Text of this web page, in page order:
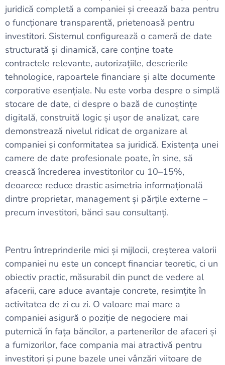
juridică completă a companiei și creează baza pentru
o funcționare transparentă, prietenoasă pentru
investitori. Sistemul configurează o cameră de date
structurată și dinamică, care conține toate
contractele relevante, autorizațiile, descrierile
tehnologice, rapoartele financiare și alte documente
corporative esențiale. Nu este vorba despre o simplă
stocare de date, ci despre o bază de cunoștințe
digitală, construită logic și ușor de analizat, care
demonstrează nivelul ridicat de organizare al
companiei și conformitatea sa juridică. Existența unei
camere de date profesionale poate, în sine, să
crească încrederea investitorilor cu 10–15%,
deoarece reduce drastic asimetria informațională
dintre proprietar, management și părțile externe –
precum investitori, bănci sau consultanți.
Pentru întreprinderile mici și mijlocii, creșterea valorii
companiei nu este un concept financiar teoretic, ci un
obiectiv practic, măsurabil din punct de vedere al
afacerii, care aduce avantaje concrete, resimțite în
activitatea de zi cu zi. O valoare mai mare a
companiei asigură o poziție de negociere mai
puternică în fața băncilor, a partenerilor de afaceri și
a furnizorilor, face compania mai atractivă pentru
investitori și pune bazele unei vânzări viitoare de